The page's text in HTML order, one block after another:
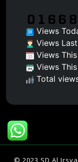
Views
Views
Views
Views
Total
© 2023 SD Al